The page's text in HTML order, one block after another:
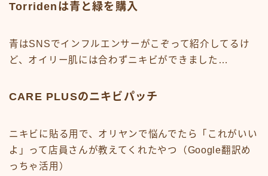
Torridenは青と緑を購入
青はSNSでインフルエンサーがこぞって紹介してるけ
ど、オイリー肌には合わずニキビができました…
CARE PLUSのニキビパッチ
ニキビに貼る用で、オリヤンで悩んでたら「これがいい
よ」って店員さんが教えてくれたやつ（Google翻訳め
っちゃ活用）